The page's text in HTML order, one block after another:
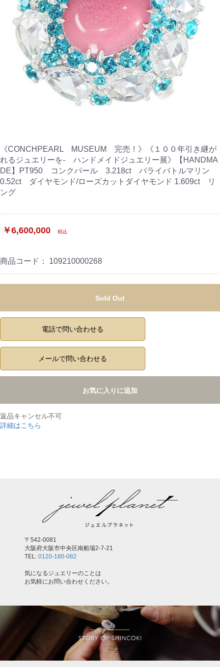
《CONCHPEARL MUSEUM 完売！》《１００年引き継が
れるジュエリーを- ハンドメイドジュエリー展》【HANDMA
DE】PT950 コンクパール 3.218ct パライバトルマリン
0.52ct ダイヤモンド/ローズカットダイヤモンド 1.609ct リ
ング
￥6,600,000 税込
商品コード： 109210000268
Sold Out
電話で問い合わせる
メールで問い合わせる
お気に入りに追加
返品キャンセル不可
詳細はこちら
〒542-0081
大阪府大阪市中央区南船場2-7-21
TEL: 0120-180-082
気になるジュエリーのことは
お気軽にお問い合わせください。